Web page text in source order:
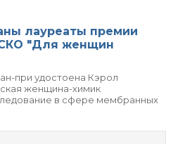
лауреаты премии
"Для женщин
при удостоена Кэрол
женщина-химик
в сфере мембранных